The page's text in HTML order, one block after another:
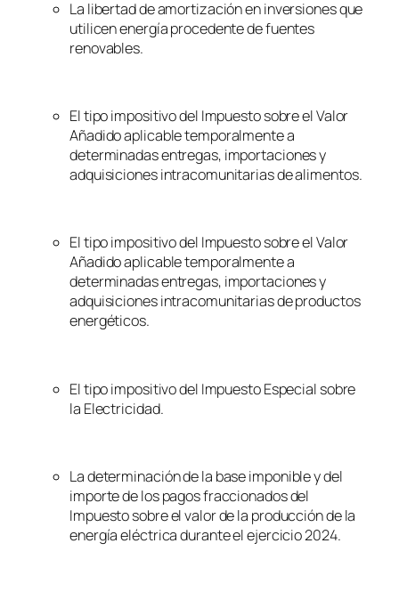
La libertad de amortización en inversiones que
utilicen energía procedente de fuentes
renovables.
El tipo impositivo del Impuesto sobre el Valor
Añadido aplicable temporalmente a
determinadas entregas, importaciones y
adquisiciones intracomunitarias de alimentos.
El tipo impositivo del Impuesto sobre el Valor
Añadido aplicable temporalmente a
determinadas entregas, importaciones y
adquisiciones intracomunitarias de productos
energéticos.
El tipo impositivo del Impuesto Especial sobre
la Electricidad.
La determinación de la base imponible y del
importe de los pagos fraccionados del
Impuesto sobre el valor de la producción de la
energía eléctrica durante el ejercicio 2024.